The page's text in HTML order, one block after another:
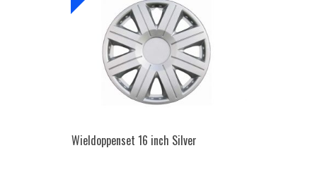
Wieldoppenset 16 inch Silver